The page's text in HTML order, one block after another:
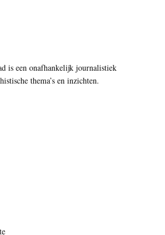
is een onafhankelijk journalistiek
thema’s en inzichten.